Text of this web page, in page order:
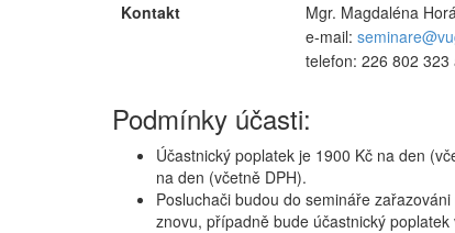
Kontakt
Mgr. Magdaléna
e-mail:
telefon: 226 802 323
Podmínky účasti:
Účastnický poplatek je 1900 Kč na den
na den (včetně DPH).
Posluchači budou do semináře
znovu, případně bude účastnický poplatek